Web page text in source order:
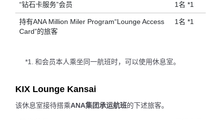
“钻石卡服务”会员 1名 *1
持有ANA Million Miler Program“Lounge Access
Card”的旅客
1名 *1
*1. 和会员本人乘坐同一航班时，可以使用休息室。
KIX Lounge Kansai
该休息室接待搭乘ANA集团承运航班的下述旅客。